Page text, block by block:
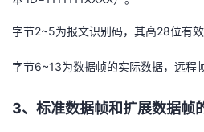
字节2~5为报文识别码，其高28位有效
字节6~13为数据帧的实际数据，远程
3、标准数据帧和扩展数据帧